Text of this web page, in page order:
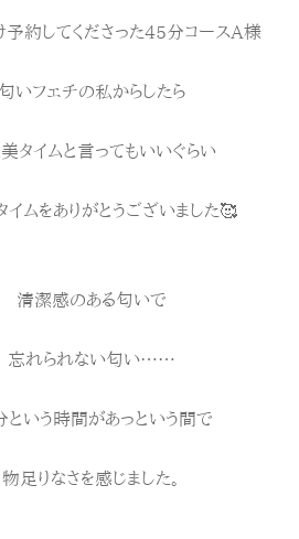
約してくださった45分コースA様
いフェチの私からしたら
タイムと言ってもいいぐらい
イムをありがとうございました🥰
清潔感のある匂いで
忘れられない匂い……
いう時間があっという間で
物足りなさを感じました。